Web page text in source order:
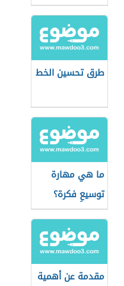
طرق تحسين الخط
ما هي مهارة
توسيعِ فكرة؟
مقدمة عن أهمية